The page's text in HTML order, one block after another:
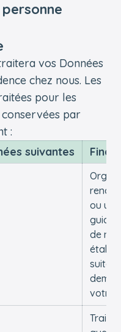
vos Données
chez nous. Les
pour les
par
:
suivantes
ou
de nos
suite
votre